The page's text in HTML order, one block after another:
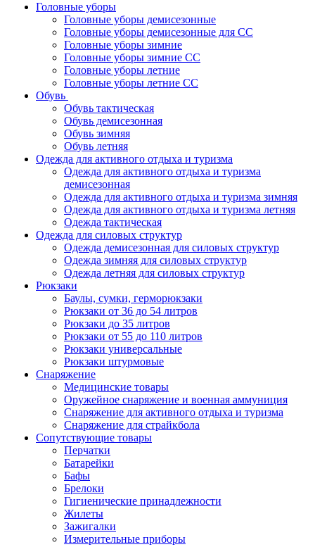
Головные уборы
Головные уборы демисезонные
Головные уборы демисезонные для СС
Головные уборы зимние
Головные уборы зимние СС
Головные уборы летние
Головные уборы летние СС
Обувь
Обувь тактическая
Обувь демисезонная
Обувь зимняя
Обувь летняя
Одежда для активного отдыха и туризма
Одежда для активного отдыха и туризма
демисезонная
Одежда для активного отдыха и туризма зимняя
Одежда для активного отдыха и туризма летняя
Одежда тактическая
Одежда для силовых структур
Одежда демисезонная для силовых структур
Одежда зимняя для силовых структур
Одежда летняя для силовых структур
Рюкзаки
Баулы, сумки, герморюкзаки
Рюкзаки от 36 до 54 литров
Рюкзаки до 35 литров
Рюкзаки от 55 до 110 литров
Рюкзаки универсальные
Рюкзаки штурмовые
Снаряжение
Медицинские товары
Оружейное снаряжение и военная аммуниция
Снаряжение для активного отдыха и туризма
Снаряжение для страйкбола
Сопутствующие товары
Перчатки
Батарейки
Бафы
Брелоки
Гигиенические принадлежности
Жилеты
Зажигалки
Измерительные приборы